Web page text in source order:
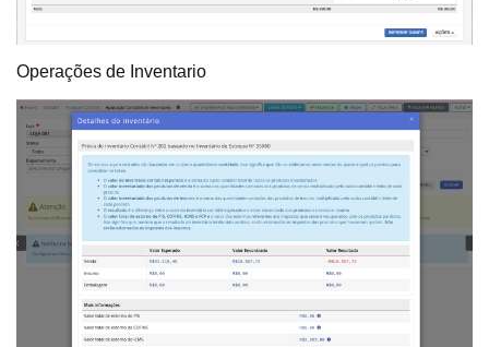
Operações de Inventario